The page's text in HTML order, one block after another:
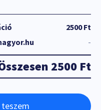
2500 Ft
-
2500 Ft